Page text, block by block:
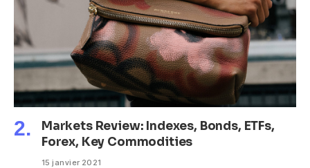
Markets Review: Indexes, Bonds, ETFs,
Forex, Key Commodities
15 janvier 2021